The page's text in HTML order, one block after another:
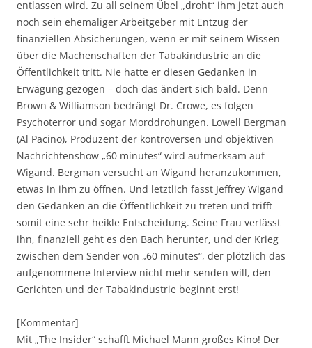
entlassen wird. Zu all seinem Übel „droht“ ihm jetzt auch
noch sein ehemaliger Arbeitgeber mit Entzug der
finanziellen Absicherungen, wenn er mit seinem Wissen
über die Machenschaften der Tabakindustrie an die
Öffentlichkeit tritt. Nie hatte er diesen Gedanken in
Erwägung gezogen – doch das ändert sich bald. Denn
Brown & Williamson bedrängt Dr. Crowe, es folgen
Psychoterror und sogar Morddrohungen. Lowell Bergman
(Al Pacino), Produzent der kontroversen und objektiven
Nachrichtenshow „60 minutes“ wird aufmerksam auf
Wigand. Bergman versucht an Wigand heranzukommen,
etwas in ihm zu öffnen. Und letztlich fasst Jeffrey Wigand
den Gedanken an die Öffentlichkeit zu treten und trifft
somit eine sehr heikle Entscheidung. Seine Frau verlässt
ihn, finanziell geht es den Bach herunter, und der Krieg
zwischen dem Sender von „60 minutes“, der plötzlich das
aufgenommene Interview nicht mehr senden will, den
Gerichten und der Tabakindustrie beginnt erst!
[Kommentar]
Mit „The Insider“ schafft Michael Mann großes Kino! Der